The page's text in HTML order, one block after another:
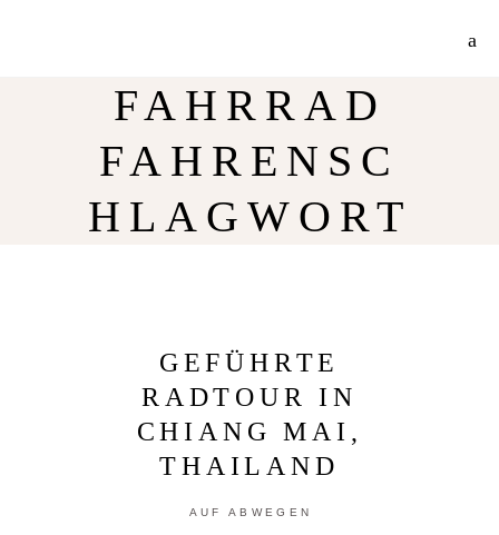
FAHRRAD
FAHRENSC
HLAGWORT
GEFÜHRTE
RADTOUR IN
CHIANG MAI,
THAILAND
AUF ABWEGEN